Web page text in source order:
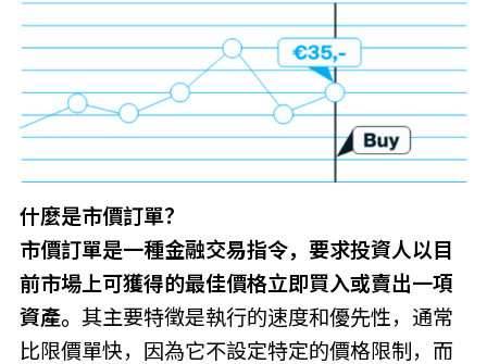
什麼是市價訂單？
市價訂單是一種金融交易指令，要求投資人以目
前市場上可獲得的最佳價格立即買入或賣出一項
資產。 其主要特徵是執行的速度和優先性，通常
比限價單快，因為它不設定特定的價格限制，而